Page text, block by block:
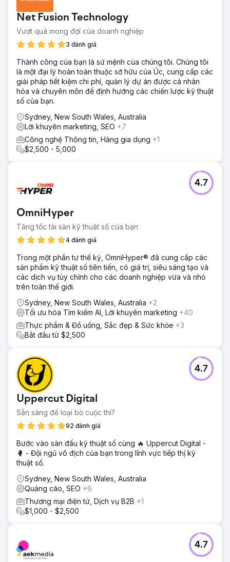
Net Fusion Technology
Vượt quá mong đợi của doanh nghiệp
3 đánh giá
Thành công của bạn là sứ mệnh của chúng tôi. Chúng tôi
là một đại lý hoàn toàn thuộc sở hữu của Úc, cung cấp các
giải pháp tiết kiệm chi phí, quản lý dự án được cá nhân
hóa và chuyên môn để định hướng các chiến lược kỹ thuật
số của bạn.
Sydney, New South Wales, Australia
Lời khuyên marketing, SEO +7
Công nghệ Thông tin, Hàng gia dụng +1
$2,500 - 5,000
OmniHyper
Tăng tốc tài sản kỹ thuật số của bạn
4 đánh giá
4.7
Trong một phần tư thế kỷ, OmniHyper® đã cung cấp các
sản phẩm kỹ thuật số tiên tiến, có giá trị, siêu sáng tạo và
các dịch vụ tùy chỉnh cho các doanh nghiệp vừa và nhỏ
trên toàn thế giới.
Sydney, New South Wales, Australia +2
Tối ưu hóa Tìm kiếm AI, Lời khuyên marketing +40
Thực phẩm & Đồ uống, Sắc đẹp & Sức khỏe +3
Bắt đầu từ $2,500
Uppercut Digital
Sẵn sàng để loại bỏ cuộc thi?
92 đánh giá
4.7
Bước vào sàn đấu kỹ thuật số cùng 🔥 Uppercut Digital -
🥊 - Đội ngũ vô địch của bạn trong lĩnh vực tiếp thị kỹ
thuật số.
Sydney, New South Wales, Australia
Quảng cáo, SEO +6
Thương mại điện tử, Dịch vụ B2B +1
$1,000 - $2,500
4.7